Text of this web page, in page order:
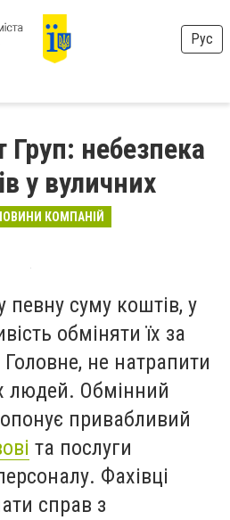
Рус
Груп: небезпека
у вуличних
КОМПАНІЙ
суму коштів, у
обміняти їх за
не натрапити
людей. Обмінний
привабливий
та послуги
Фахівці
справ з